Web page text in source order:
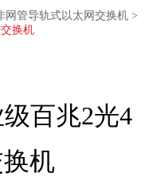
网管导轨式以太网交换机 >
换机
级百兆2光4
机